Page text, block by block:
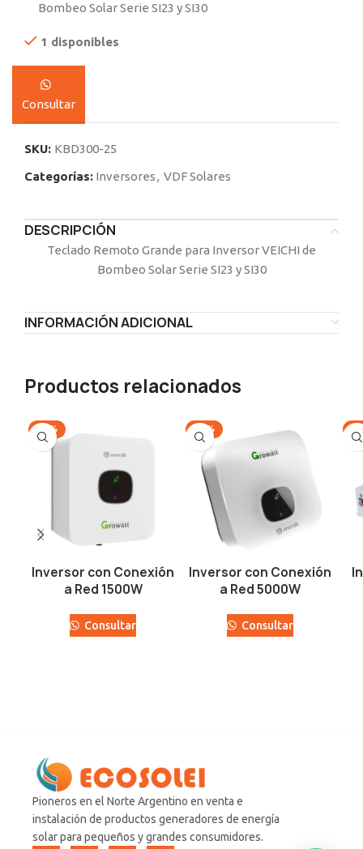
Bombeo Solar Serie SI23 y SI30
1 disponibles
Consultar
SKU: KBD300-25
Categorías: Inversores, VDF Solares
DESCRIPCIÓN
Teclado Remoto Grande para Inversor VEICHI de
Bombeo Solar Serie SI23 y SI30
INFORMACIÓN ADICIONAL
Productos relacionados
-13%
Inversor con Conexión
a Red 1500W
Consultar
-13%
Inversor con Conexión
a Red 5000W
Consultar
Pioneros en el Norte Argentino en venta e
instalación de productos generadores de energía
solar para pequeños y grandes consumidores.